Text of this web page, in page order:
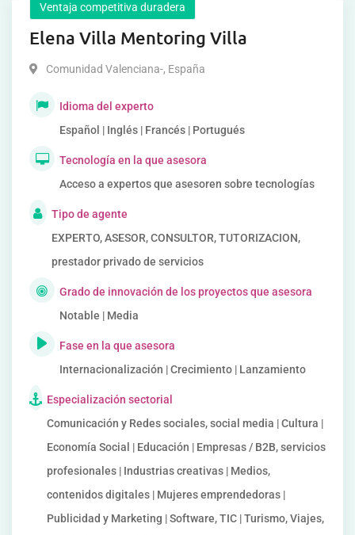
Ventaja competitiva duradera
Elena Villa Mentoring Villa
Comunidad Valenciana-, España
Idioma del experto
Español | Inglés | Francés | Portugués
Tecnología en la que asesora
Acceso a expertos que asesoren sobre tecnologías
Tipo de agente
EXPERTO, ASESOR, CONSULTOR, TUTORIZACION,
prestador privado de servicios
Grado de innovación de los proyectos que asesora
Notable | Media
Fase en la que asesora
Internacionalización | Crecimiento | Lanzamiento
Especialización sectorial
Comunicación y Redes sociales, social media | Cultura |
Economía Social | Educación | Empresas / B2B, servicios
profesionales | Industrias creativas | Medios,
contenidos digitales | Mujeres emprendedoras |
Publicidad y Marketing | Software, TIC | Turismo, Viajes,